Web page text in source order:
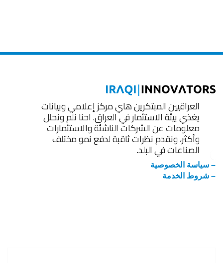
العراقيين المبتكرين هاي مركز إعلامي وبيانات
يغذي بيئة الاستثمار في العراق. احنا نلم ونحلل
معلومات عن الشركات الناشئة والاستثمارات
وأكثر، ونقدم نظرات ثاقبة لدفع نمو مختلف
الصناعات في البلد.
– سياسة الخصوصية
– شروط الخدمة